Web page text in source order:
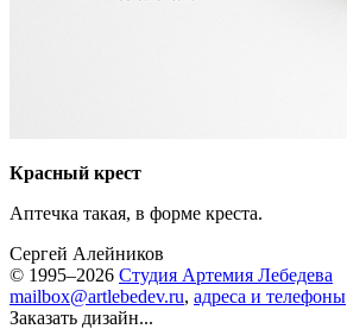
Красный крест
Аптечка такая, в форме креста.
Сергей Алейников
© 1995–2026 Студия Артемия Лебедева
mailbox@artlebedev.ru, адреса и телефоны
Заказать дизайн...